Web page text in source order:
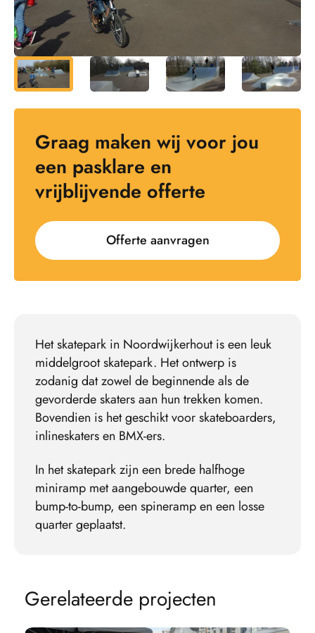
Graag maken wij voor jou
een pasklare en
vrijblijvende offerte
Offerte aanvragen
Het skatepark in Noordwijkerhout is een leuk
middelgroot skatepark. Het ontwerp is
zodanig dat zowel de beginnende als de
gevorderde skaters aan hun trekken komen.
Bovendien is het geschikt voor skateboarders,
inlineskaters en BMX-ers.
In het skatepark zijn een brede halfhoge
miniramp met aangebouwde quarter, een
bump-to-bump, een spineramp en een losse
quarter geplaatst.
Gerelateerde projecten